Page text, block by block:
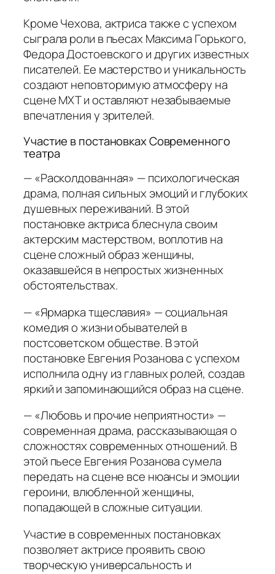
Кроме Чехова, актриса также с успехом
сыграла роли в пьесах Максима Горького,
Федора Достоевского и других известных
писателей. Ее мастерство и уникальность
создают неповторимую атмосферу на
сцене МХТ и оставляют незабываемые
впечатления у зрителей.
Участие в постановках Современного
театра
— «Расколдованная» — психологическая
драма, полная сильных эмоций и глубоких
душевных переживаний. В этой
постановке актриса блеснула своим
актерским мастерством, воплотив на
сцене сложный образ женщины,
оказавшейся в непростых жизненных
обстоятельствах.
— «Ярмарка тщеславия» — социальная
комедия о жизни обывателей в
постсоветском обществе. В этой
постановке Евгения Розанова с успехом
исполнила одну из главных ролей, создав
яркий и запоминающийся образ на сцене.
— «Любовь и прочие неприятности» —
современная драма, рассказывающая о
сложностях современных отношений. В
этой пьесе Евгения Розанова сумела
передать на сцене все нюансы и эмоции
героини, влюбленной женщины,
попадающей в сложные ситуации.
Участие в современных постановках
позволяет актрисе проявить свою
творческую универсальность и